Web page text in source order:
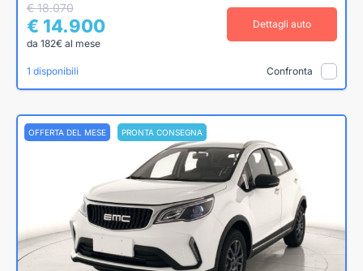
€ 18.070
€ 14.900
da 182€ al mese
Dettagli auto
1 disponibili Confronta
OFFERTA DEL MESE PRONTA CONSEGNA